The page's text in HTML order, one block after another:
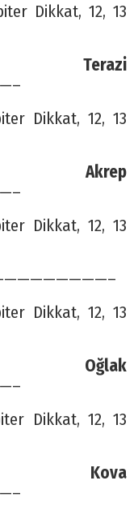
Dikkat, 12, 13
Terazi
Dikkat, 12, 13
Akrep
Dikkat, 12, 13
Dikkat, 12, 13
Oğlak
Dikkat, 12, 13
Kova